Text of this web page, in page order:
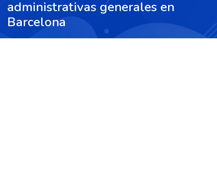
administrativas generales en
Barcelona